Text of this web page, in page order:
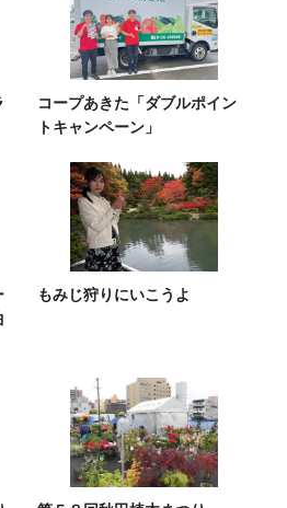
コープあきた「ダブルポイン
トキャンペーン」
もみじ狩りにいこうよ